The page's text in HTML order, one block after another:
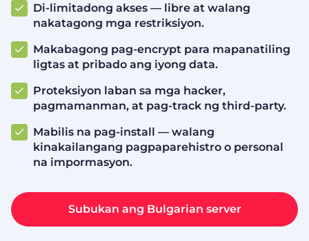
Di-limitadong akses — libre at walang
nakatagong mga restriksiyon.
Makabagong pag-encrypt para mapanatiling
ligtas at pribado ang iyong data.
Proteksiyon laban sa mga hacker,
pagmamanman, at pag-track ng third-party.
Mabilis na pag-install — walang
kinakailangang pagpaparehistro o personal
na impormasyon.
Subukan ang Bulgarian server